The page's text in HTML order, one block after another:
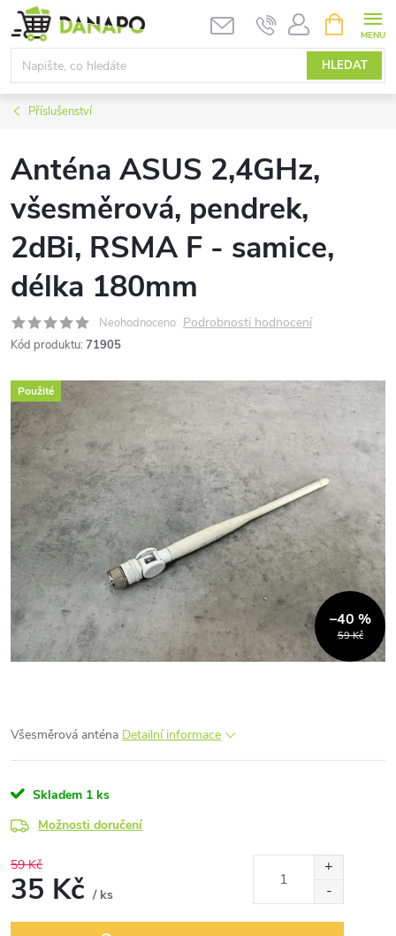
Přejít
na
obsah
HLEDAT
NÁKUPNÍ
KOŠÍK
Příslušenství
Anténa ASUS 2,4GHz,
všesměrová, pendrek,
2dBi, RSMA F - samice,
délka 180mm
Neohodnoceno Podrobnosti hodnocení
Kód produktu: 71905
Použité
59 Kč
–40 %
Všesměrová anténa Detailní informace
Skladem 1 ks
Možnosti doručení
59 Kč
35 Kč / ks